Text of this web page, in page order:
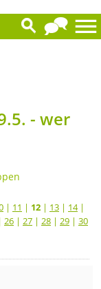
- wer
| 11 | 12 | 13 | 14|
26 | 27 | 28 | 29 | 30